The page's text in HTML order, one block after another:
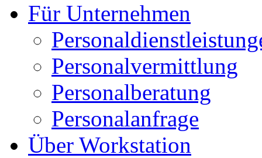
Für Unternehmen
Personalvermittlung
Personalberatung
Personalanfrage
Über Workstation